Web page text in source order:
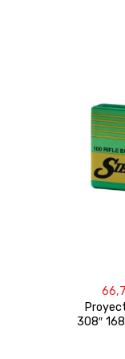
308″